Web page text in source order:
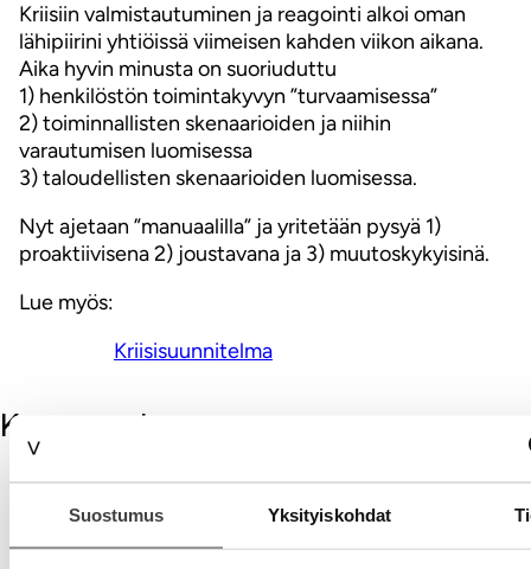
Suostumus Yksityiskohdat
Kriisiin valmistautuminen ja reagointi alkoi oman
lähipiirini yhtiöissä viimeisen kahden viikon aikana.
Aika hyvin minusta on suoriuduttu
1) henkilöstön toimintakyvyn ”turvaamisessa”
2) toiminnallisten skenaarioiden ja niihin
varautumisen luomisessa
3) taloudellisten skenaarioiden luomisessa.
Nyt ajetaan ”manuaalilla” ja yritetään pysyä 1)
proaktiivisena 2) joustavana ja 3) muutoskykyisinä.
Lue myös:
Kriisisuunnitelma
Kommentit
Kirjoita kommentti
Aihe